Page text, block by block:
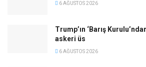
6 AĞUSTOS 2026
Trump’ın ‘Barış
askeri üs
6 AĞUSTOS 2026